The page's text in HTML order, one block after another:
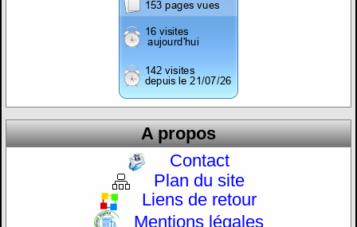
A propos
Contact
Plan du site
Liens de retour
Mentions légales